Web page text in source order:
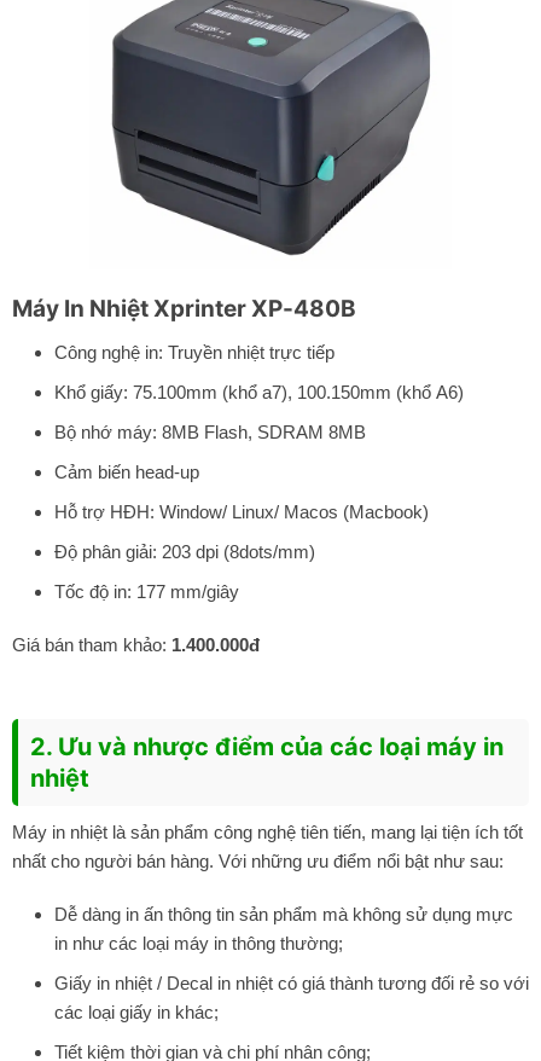
Máy In Nhiệt Xprinter XP-480B
Công nghệ in: Truyền nhiệt trực tiếp
Khổ giấy: 75.100mm (khổ a7), 100.150mm (khổ A6)
Bộ nhớ máy: 8MB Flash, SDRAM 8MB
Cảm biến head-up
Hỗ trợ HĐH: Window/ Linux/ Macos (Macbook)
Độ phân giải: 203 dpi (8dots/mm)
Tốc độ in: 177 mm/giây
Giá bán tham khảo: 1.400.000đ
2. Ưu và nhược điểm của các loại máy in
nhiệt
Máy in nhiệt là sản phẩm công nghệ tiên tiến, mang lại tiện ích tốt
nhất cho người bán hàng. Với những ưu điểm nổi bật như sau:
Dễ dàng in ấn thông tin sản phẩm mà không sử dụng mực
in như các loại máy in thông thường;
Giấy in nhiệt / Decal in nhiệt có giá thành tương đối rẻ so với
các loại giấy in khác;
Tiết kiệm thời gian và chi phí nhân công;